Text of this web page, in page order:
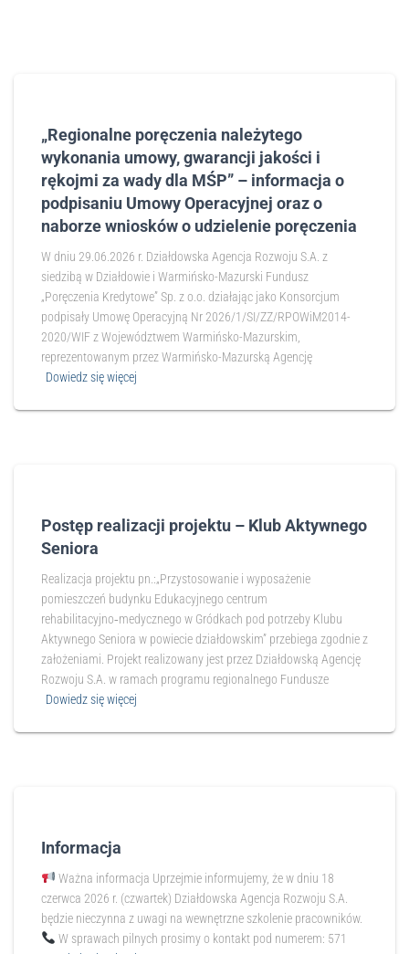
„Regionalne poręczenia należytego
wykonania umowy, gwarancji jakości i
rękojmi za wady dla MŚP” – informacja o
podpisaniu Umowy Operacyjnej oraz o
naborze wniosków o udzielenie poręczenia
W dniu 29.06.2026 r. Działdowska Agencja Rozwoju S.A. z
siedzibą w Działdowie i Warmińsko-Mazurski Fundusz
„Poręczenia Kredytowe” Sp. z o.o. działając jako Konsorcjum
podpisały Umowę Operacyjną Nr 2026/1/SI/ZZ/RPOWiM2014-
2020/WIF z Województwem Warmińsko-Mazurskim,
reprezentowanym przez Warmińsko-Mazurską Agencję
Dowiedz się więcej
Postęp realizacji projektu – Klub Aktywnego
Seniora
Realizacja projektu pn.:„Przystosowanie i wyposażenie
pomieszczeń budynku Edukacyjnego centrum
rehabilitacyjno‑medycznego w Gródkach pod potrzeby Klubu
Aktywnego Seniora w powiecie działdowskim” przebiega zgodnie z
założeniami. Projekt realizowany jest przez Działdowską Agencję
Rozwoju S.A. w ramach programu regionalnego Fundusze
Dowiedz się więcej
Informacja
Ważna informacja Uprzejmie informujemy, że w dniu 18
czerwca 2026 r. (czwartek) Działdowska Agencja Rozwoju S.A.
będzie nieczynna z uwagi na wewnętrzne szkolenie pracowników.
W sprawach pilnych prosimy o kontakt pod numerem: 571